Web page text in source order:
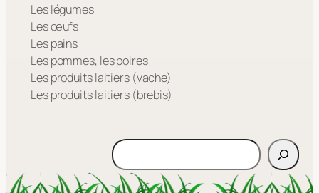
Les légumes
Les œufs
Les pains
Les pommes, les poires
Les produits laitiers (vache)
Les produits laitiers (brebis)
Rechercher